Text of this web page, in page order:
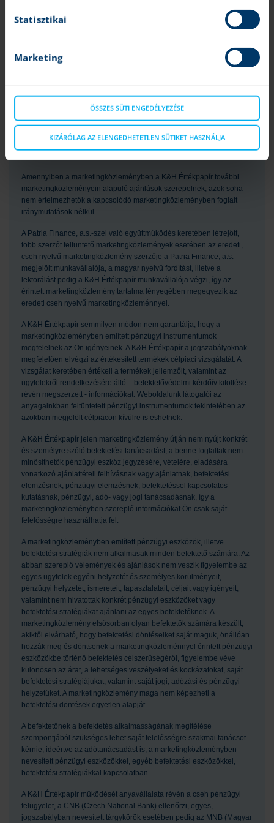
Statisztikai
Marketing
ÖSSZES SÜTI ENGEDÉLYEZÉSE
KIZÁRÓLAG AZ ELENGEDHETETLEN SÜTIKET HASZNÁLJA
várakozásokat tükrözik és valóságban is beigazolódnak. A
marketingközleményben szereplő bármilyen előrejelzés pusztán
származó jövedelem változhat, illetve az árfolyamváltozások ezeket
befolyásolhatják. Ezen változások következtében a pénzügyi
nem jelentenek garanciát a jövőbeli teljesítményre. A számszerű
adatok általánosak, tájékoztató jellegűek, csak a szerző adott
időpontban készített összeállítását tükrözik, és későbbi módosítás
tárgyát képezhetik. A marketingközleményben szereplő információk a
készítők által hitelesnek tartott forrásokon alapulnak, azonban azok
Amennyiben a marketingközleményben a K&H Értékpapír további
marketingközleményein alapuló ajánlások szerepelnek, azok soha
nem értelmezhetők a kapcsolódó marketingközleményben foglalt
iránymutatások nélkül.
A Patria Finance, a.s.-szel való együttműködés keretében létrejött,
több szerzőt feltüntető marketingközlemények esetében az eredeti,
cseh nyelvű marketingközlemény szerzője a Patria Finance, a.s.
megjelölt munkavállalója, a magyar nyelvű fordítást, illetve a
lektorálást pedig a K&H Értékpapír munkavállalója végzi, így az
érintett marketingközlemény tartalma lényegében megegyezik az
eredeti cseh nyelvű marketingközleménnyel.
A K&H Értékpapír semmilyen módon nem garantálja, hogy a
marketingközleményben említett pénzügyi instrumentumok
megfelelnek az Ön igényeinek. A K&H Értékpapír a jogszabályoknak
megfelelően elvégzi az értékesített termékek célpiaci vizsgálatát. A
vizsgálat keretében értékeli a termékek jellemzőit, valamint az
ügyfelekről rendelkezésére álló – befektetővédelmi kérdőív kitöltése
révén megszerzett - információkat. Weboldalunk látogatói az
anyagainkban feltüntetett pénzügyi instrumentumok tekintetében az
azokban megjelölt célpiacon kívülre is eshetnek.
A K&H Értékpapír jelen marketingközlemény útján nem nyújt konkrét
és személyre szóló befektetési tanácsadást, a benne foglaltak nem
minősíthetők pénzügyi eszköz jegyzésére, vételére, eladására
vonatkozó ajánlattételi felhívásnak vagy ajánlatnak, befektetési
elemzésnek, pénzügyi elemzésnek, befektetéssel kapcsolatos
kutatásnak, pénzügyi, adó- vagy jogi tanácsadásnak, így a
marketingközleményben szereplő információkat Ön csak saját
felelősségre használhatja fel.
A marketingközleményben említett pénzügyi eszközök, illetve
befektetési stratégiák nem alkalmasak minden befektető számára. Az
abban szereplő vélemények és ajánlások nem veszik figyelembe az
egyes ügyfelek egyéni helyzetét és személyes körülményeit,
pénzügyi helyzetét, ismereteit, tapasztalatait, céljait vagy igényeit,
valamint nem hivatottak konkrét pénzügyi eszközöket vagy
befektetési stratégiákat ajánlani az egyes befektetőknek. A
marketingközlemény elsősorban olyan befektetők számára készült,
akiktől elvárható, hogy befektetési döntéseiket saját maguk, önállóan
hozzák meg és döntsenek a marketingközleménnyel érintett pénzügyi
eszközökbe történő befektetés célszerűségéről, figyelembe véve
különösen az árat, a lehetséges veszélyeket és kockázatokat, saját
befektetési stratégiájukat, valamint saját jogi, adózási és pénzügyi
helyzetüket. A marketingközlemény maga nem képezheti a
befektetési döntések egyetlen alapját.
A befektetőnek a befektetés alkalmasságának megítélése
szempontjából szükséges lehet saját felelősségre szakmai tanácsot
kérnie, ideértve az adótanácsadást is, a marketingközleményben
nevesített pénzügyi eszközökkel, egyéb befektetési eszközökkel,
befektetési stratégiákkal kapcsolatban.
A K&H Értékpapír működését anyavállalata révén a cseh pénzügyi
felügyelet, a CNB (Czech National Bank) ellenőrzi, egyes,
jogszabályban nevesített tárgykörök esetében pedig az MNB (Magyar